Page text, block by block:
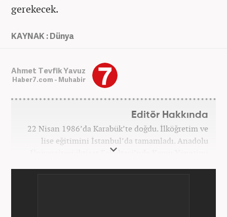
gerekecek.
KAYNAK : Dünya
Ahmet Tevfik Yavuz
Haber7.com - Muhabir
Editör Hakkında
22 Nisan 1986’da Karabük’te doğdu. İlköğretim ve
lise eğitimini İstanbul’da tamamladı. Anadolu
Üniversitesi iktisat Fakültesi’nde Kamu Yönetimi